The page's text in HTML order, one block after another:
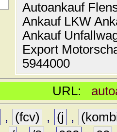
Autoankauf
Ankauf LKW
Ankauf
Export
5944000
URL:
, (fcv) , (j ,